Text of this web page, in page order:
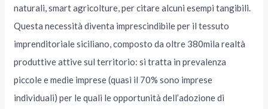
naturali, smart agricolture, per citare alcuni esempi tangibili.
Questa necessità diventa imprescindibile per il tessuto
imprenditoriale siciliano, composto da oltre 380mila realtà
produttive attive sul territorio: si tratta in prevalenza
piccole e medie imprese (quasi il 70% sono imprese
individuali) per le quali le opportunità dell’adozione di